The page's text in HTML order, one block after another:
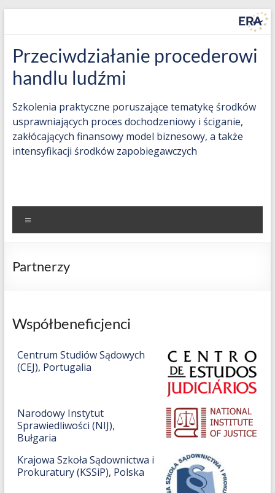
Countering
Trafficking
in
Human
Beings
oriented
training
to
prosecutions,
the
financial
and
intensify
preventive
measures
Przeciwdziałanie procederowi
handlu ludźmi
Szkolenia praktyczne poruszające tematykę środków
usprawniających proces dochodzeniowy i ściganie,
zakłócających finansowy model biznesowy, a także
intensyfikacji środków zapobiegawczych
Partnerzy
Współbeneficjenci
Centrum Studiów Sądowych
(CEJ), Portugalia
Narodowy Instytut
Sprawiedliwości (NIJ),
Bułgaria
Krajowa Szkoła Sądownictwa i
Prokuratury (KSSiP), Polska